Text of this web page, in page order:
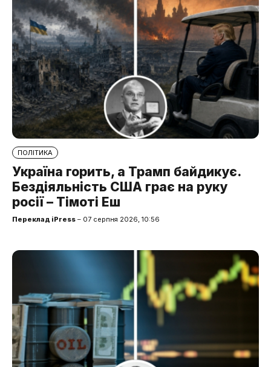
ПОЛІТИКА
Україна горить, а Трамп байдикує.
Бездіяльність США грає на руку
росії – Тімоті Еш
Переклад iPress – 07 серпня 2026, 10:56